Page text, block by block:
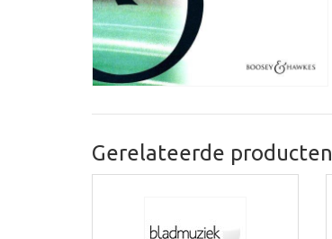
Gerelateerde producten